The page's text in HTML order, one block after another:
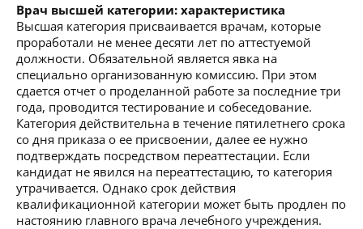
Врач высшей категории: характеристика
Высшая категория присваивается врачам, которые
проработали не менее десяти лет по аттестуемой
должности. Обязательной является явка на
специально организованную комиссию. При этом
сдается отчет о проделанной работе за последние три
года, проводится тестирование и собеседование.
Категория действительна в течение пятилетнего срока
со дня приказа о ее присвоении, далее ее нужно
подтверждать посредством переаттестации. Если
кандидат не явился на переаттестацию, то категория
утрачивается. Однако срок действия
квалификационной категории может быть продлен по
настоянию главного врача лечебного учреждения.